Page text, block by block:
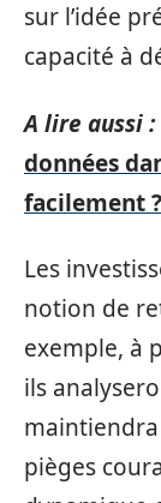
sur l’idée
capacité à
A lire aussi :
données
facilement ?
Les
notion de
exemple, à
ils
pièges